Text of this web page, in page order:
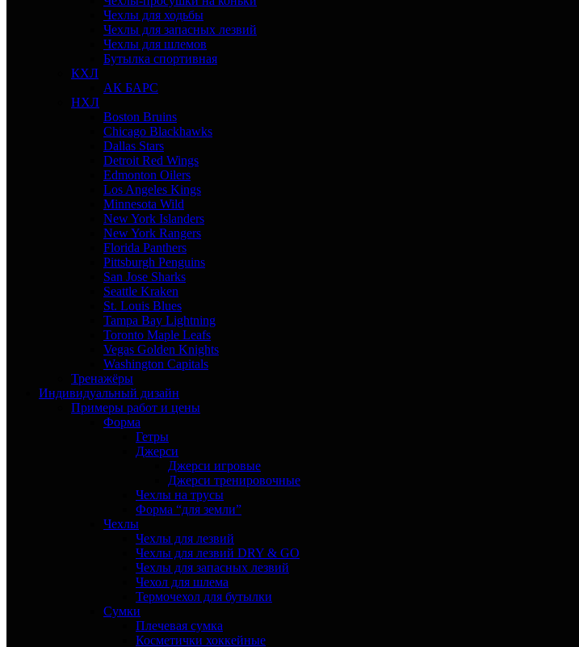
Чехлы для ходьбы
Чехлы для запасных лезвий
Чехлы для шлемов
Бутылка спортивная
КХЛ
АК БАРС
НХЛ
Boston Bruins
Chicago Blackhawks
Dallas Stars
Detroit Red Wings
Edmonton Oilers
Los Angeles Kings
Minnesota Wild
New York Islanders
New York Rangers
Florida Panthers
Pittsburgh Penguins
San Jose Sharks
Seattle Kraken
St. Louis Blues
Tampa Bay Lightning
Toronto Maple Leafs
Vegas Golden Knights
Washington Capitals
Тренажёры
Индивидуальный дизайн
Примеры работ и цены
Форма
Гетры
Джерси
Джерси игровые
Джерси тренировочные
Чехлы на трусы
Форма “для земли”
Чехлы
Чехлы для лезвий
Чехлы для лезвий DRY & GO
Чехлы для запасных лезвий
Чехол для шлема
Термочехол для бутылки
Сумки
Плечевая сумка
Косметички хоккейные